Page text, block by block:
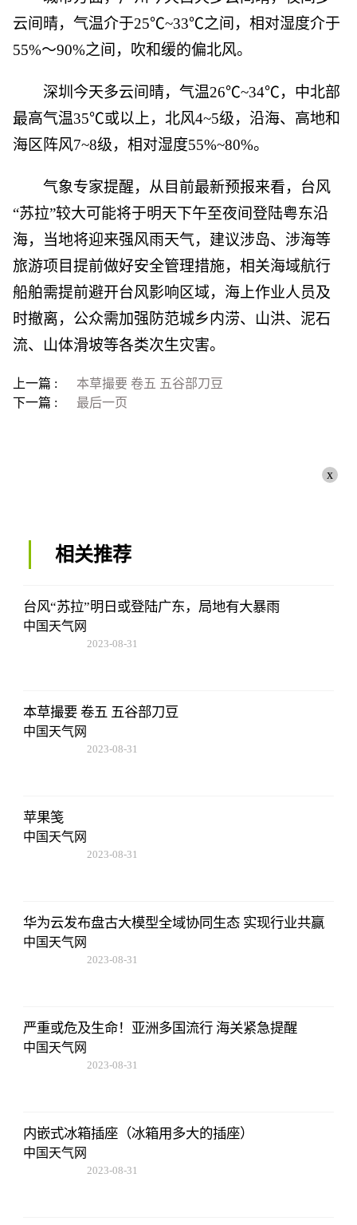
云间晴，气温介于25℃~33℃之间，相对湿度介于
55%～90%之间，吹和缓的偏北风。
深圳今天多云间晴，气温26℃~34℃，中北部
最高气温35℃或以上，北风4~5级，沿海、高地和
海区阵风7~8级，相对湿度55%~80%。
气象专家提醒，从目前最新预报来看，台风
“苏拉”较大可能将于明天下午至夜间登陆粤东沿
海，当地将迎来强风雨天气，建议涉岛、涉海等
旅游项目提前做好安全管理措施，相关海域航行
船舶需提前避开台风影响区域，海上作业人员及
时撤离，公众需加强防范城乡内涝、山洪、泥石
流、山体滑坡等各类次生灾害。
上一篇 :
本草撮要 卷五 五谷部刀豆
下一篇 :
最后一页
x
相关推荐
台风“苏拉”明日或登陆广东，局地有大暴雨
中国天气网
2023-08-31
本草撮要 卷五 五谷部刀豆
中国天气网
2023-08-31
苹果笺
中国天气网
2023-08-31
华为云发布盘古大模型全域协同生态 实现行业共赢
中国天气网
2023-08-31
严重或危及生命！亚洲多国流行 海关紧急提醒
中国天气网
2023-08-31
内嵌式冰箱插座（冰箱用多大的插座）
中国天气网
2023-08-31